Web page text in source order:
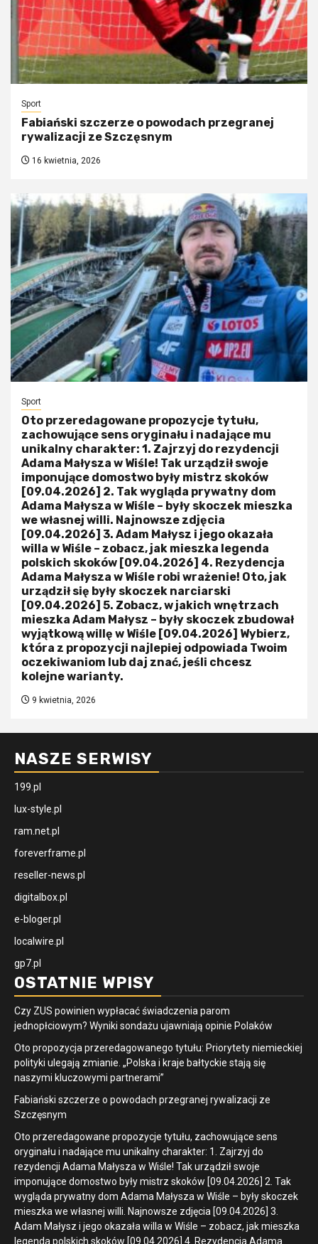
Sport
Fabiański szczerze o powodach przegranej
rywalizacji ze Szczęsnym
16 kwietnia, 2026
Sport
Oto przeredagowane propozycje tytułu,
zachowujące sens oryginału i nadające mu
unikalny charakter: 1. Zajrzyj do rezydencji
Adama Małysza w Wiśle! Tak urządził swoje
imponujące domostwo były mistrz skoków
[09.04.2026] 2. Tak wygląda prywatny dom
Adama Małysza w Wiśle – były skoczek mieszka
we własnej willi. Najnowsze zdjęcia
[09.04.2026] 3. Adam Małysz i jego okazała
willa w Wiśle – zobacz, jak mieszka legenda
polskich skoków [09.04.2026] 4. Rezydencja
Adama Małysza w Wiśle robi wrażenie! Oto, jak
urządził się były skoczek narciarski
[09.04.2026] 5. Zobacz, w jakich wnętrzach
mieszka Adam Małysz – były skoczek zbudował
wyjątkową willę w Wiśle [09.04.2026] Wybierz,
która z propozycji najlepiej odpowiada Twoim
oczekiwaniom lub daj znać, jeśli chcesz
kolejne warianty.
9 kwietnia, 2026
NASZE SERWISY
199.pl
lux-style.pl
ram.net.pl
foreverframe.pl
reseller-news.pl
digitalbox.pl
e-bloger.pl
localwire.pl
gp7.pl
OSTATNIE WPISY
Czy ZUS powinien wypłacać świadczenia parom
jednopłciowym? Wyniki sondażu ujawniają opinie Polaków
Oto propozycja przeredagowanego tytułu: Priorytety niemieckiej
polityki ulegają zmianie. „Polska i kraje bałtyckie stają się
naszymi kluczowymi partnerami”
Fabiański szczerze o powodach przegranej rywalizacji ze
Szczęsnym
Oto przeredagowane propozycje tytułu, zachowujące sens
oryginału i nadające mu unikalny charakter: 1. Zajrzyj do
rezydencji Adama Małysza w Wiśle! Tak urządził swoje
imponujące domostwo były mistrz skoków [09.04.2026] 2. Tak
wygląda prywatny dom Adama Małysza w Wiśle – były skoczek
mieszka we własnej willi. Najnowsze zdjęcia [09.04.2026] 3.
Adam Małysz i jego okazała willa w Wiśle – zobacz, jak mieszka
legenda polskich skoków [09.04.2026] 4. Rezydencja Adama